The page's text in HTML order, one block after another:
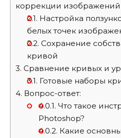
коррекции изображений
2.1. Настройка
белых точек
2.2. Сохранение
кривой
3. Сравнение кривых и
3.1. Готовые наборы
4. Вопрос-ответ:
4.0.1. Что такое
Photoshop?
4.0.2. Какие